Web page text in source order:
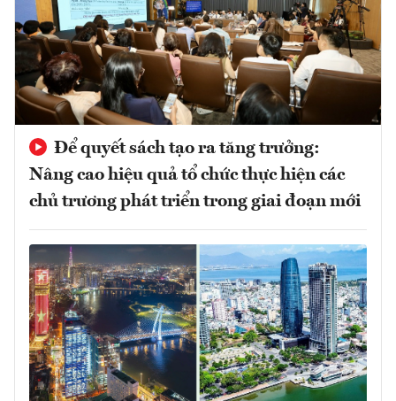
Để quyết sách tạo ra tăng trưởng:
Nâng cao hiệu quả tổ chức thực hiện các
chủ trương phát triển trong giai đoạn mới